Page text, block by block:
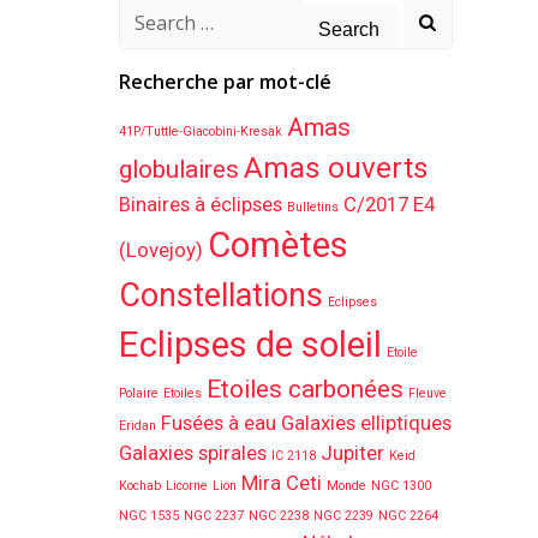
Search
Recherche par mot-clé
41P/Tuttle-Giacobini-Kresak Amas
globulaires Amas ouverts
Binaires à éclipses Bulletins C/2017 E4
(Lovejoy) Comètes
Constellations Eclipses
Eclipses de soleil Etoile
Polaire Etoiles Etoiles carbonées Fleuve
Eridan Fusées à eau Galaxies elliptiques
Galaxies spirales IC 2118 Jupiter Keid
Kochab Licorne Lion Mira Ceti Monde NGC 1300
NGC 1535 NGC 2237 NGC 2238 NGC 2239 NGC 2264